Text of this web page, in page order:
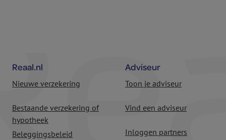
Reaal.nl
Nieuwe verzekering
Bestaande verzekering of
hypotheek
Beleggingsbeleid
Adviseur
Toon je adviseur
Vind een adviseur
Inloggen partners